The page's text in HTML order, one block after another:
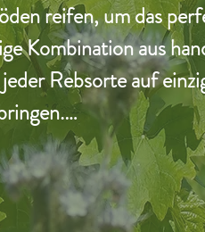
reifen, um das
Kombination aus
Rebsorte auf
Geschmack,
und den
für unsere